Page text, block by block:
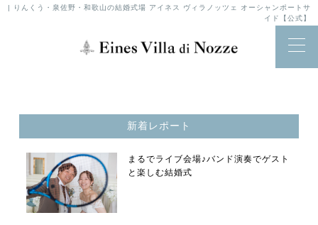
| りんくう・泉佐野・和歌山の結婚式場 アイネス ヴィラノッツェ オーシャンポートサ
イド【公式】
新着レポート
まるでライブ会場♪バンド演奏でゲスト
と楽しむ結婚式